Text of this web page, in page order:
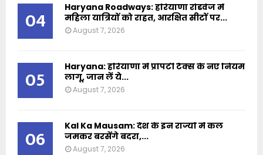
04
Haryana Roadways: हरियाणा रोडवेज में
महिला यात्रियों को राहत, आरक्षित सीटों पर...
August 7, 2026
05
Haryana: हरियाणा में प्रॉपर्टी टैक्स के नए नियम
लागू, जान लें ये...
August 7, 2026
06
Kal Ka Mausam: देश के इन राज्यों में कल
जमकर बरसेंगे बदरा,...
August 7, 2026